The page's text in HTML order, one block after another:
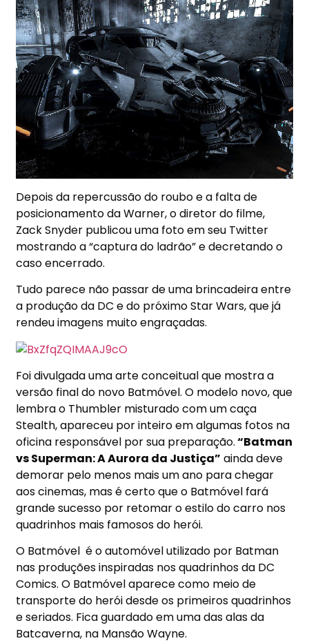
Depois da repercussão do roubo e a falta de
posicionamento da Warner, o diretor do filme,
Zack Snyder publicou uma foto em seu Twitter
mostrando a “captura do ladrão” e decretando o
caso encerrado.
Tudo parece não passar de uma brincadeira entre
a produção da DC e do próximo Star Wars, que já
rendeu imagens muito engraçadas.
Foi divulgada uma arte conceitual que mostra a
versão final do novo Batmóvel. O modelo novo, que
lembra o Thumbler misturado com um caça
Stealth, apareceu por inteiro em algumas fotos na
oficina responsável por sua preparação.“Batman
vs Superman: A Aurora da Justiça” ainda deve
demorar pelo menos mais um ano para chegar
aos cinemas, mas é certo que o Batmóvel fará
grande sucesso por retomar o estilo do carro nos
quadrinhos mais famosos do herói.
O Batmóvel é o automóvel utilizado por Batman
nas produções inspiradas nos quadrinhos da DC
Comics. O Batmóvel aparece como meio de
transporte do herói desde os primeiros quadrinhos
e seriados. Fica guardado em uma das alas da
Batcaverna, na Mansão Wayne.